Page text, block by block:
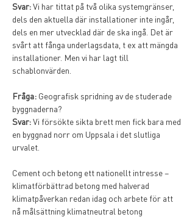
Svar: Vi har tittat på två olika systemgränser,
dels den aktuella där installationer inte ingår,
dels en mer utvecklad där de ska ingå. Det är
svårt att fånga underlagsdata, t ex att mängda
installationer. Men vi har lagt till
schablonvärden.
Fråga: Geografisk spridning av de studerade
byggnaderna?
Svar: Vi försökte sikta brett men fick bara med
en byggnad norr om Uppsala i det slutliga
urvalet.
Cement och betong ett nationellt intresse –
klimatförbättrad betong med halverad
klimatpåverkan redan idag och arbete för att
nå målsättning klimatneutral betong